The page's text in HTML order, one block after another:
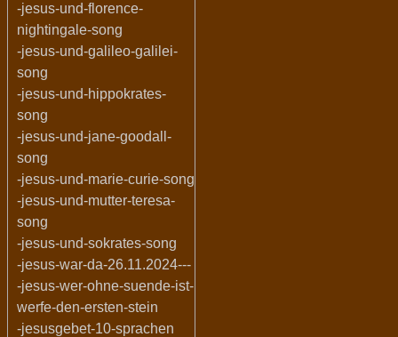
-jesus-und-florence-
nightingale-song
-jesus-und-galileo-galilei-
song
-jesus-und-hippokrates-
song
-jesus-und-jane-goodall-
song
-jesus-und-marie-curie-song
-jesus-und-mutter-teresa-
song
-jesus-und-sokrates-song
-jesus-war-da-26.11.2024---
-jesus-wer-ohne-suende-ist-
werfe-den-ersten-stein
-jesusgebet-10-sprachen